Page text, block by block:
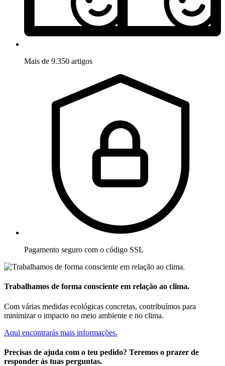
Mais de 9.350 artigos
Pagamento seguro com o código SSL
Trabalhamos de forma consciente em relação ao clima.
Com várias medidas ecológicas concretas, contribuímos para
minimizar o impacto no meio ambiente e no clima.
Aqui encontrarás mais informações.
Precisas de ajuda com o teu pedido? Teremos o prazer de
responder às tuas perguntas.